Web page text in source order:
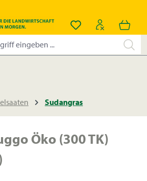
Du hast 0
Sudangras
Öko (300 TK)